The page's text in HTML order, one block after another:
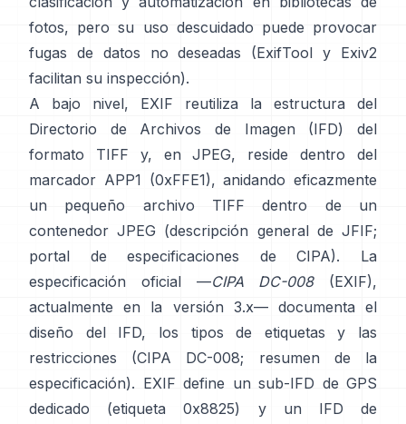
fotos, pero su uso descuidado puede provocar
fugas de datos no deseadas (ExifTool y Exiv2
facilitan su inspección).
A bajo nivel, EXIF reutiliza la estructura del
Directorio de Archivos de Imagen (IFD) del
formato TIFF y, en JPEG, reside dentro del
marcador APP1 (0xFFE1), anidando eficazmente
un pequeño archivo TIFF dentro de un
contenedor JPEG (descripción general de JFIF;
portal de especificaciones de CIPA). La
especificación oficial —CIPA DC-008(EXIF),
actualmente en la versión 3.x— documenta el
diseño del IFD, los tipos de etiquetas y las
restricciones (CIPA DC-008; resumen de la
especificación). EXIF define un sub-IFD de GPS
dedicado (etiqueta 0x8825) y un IFD de